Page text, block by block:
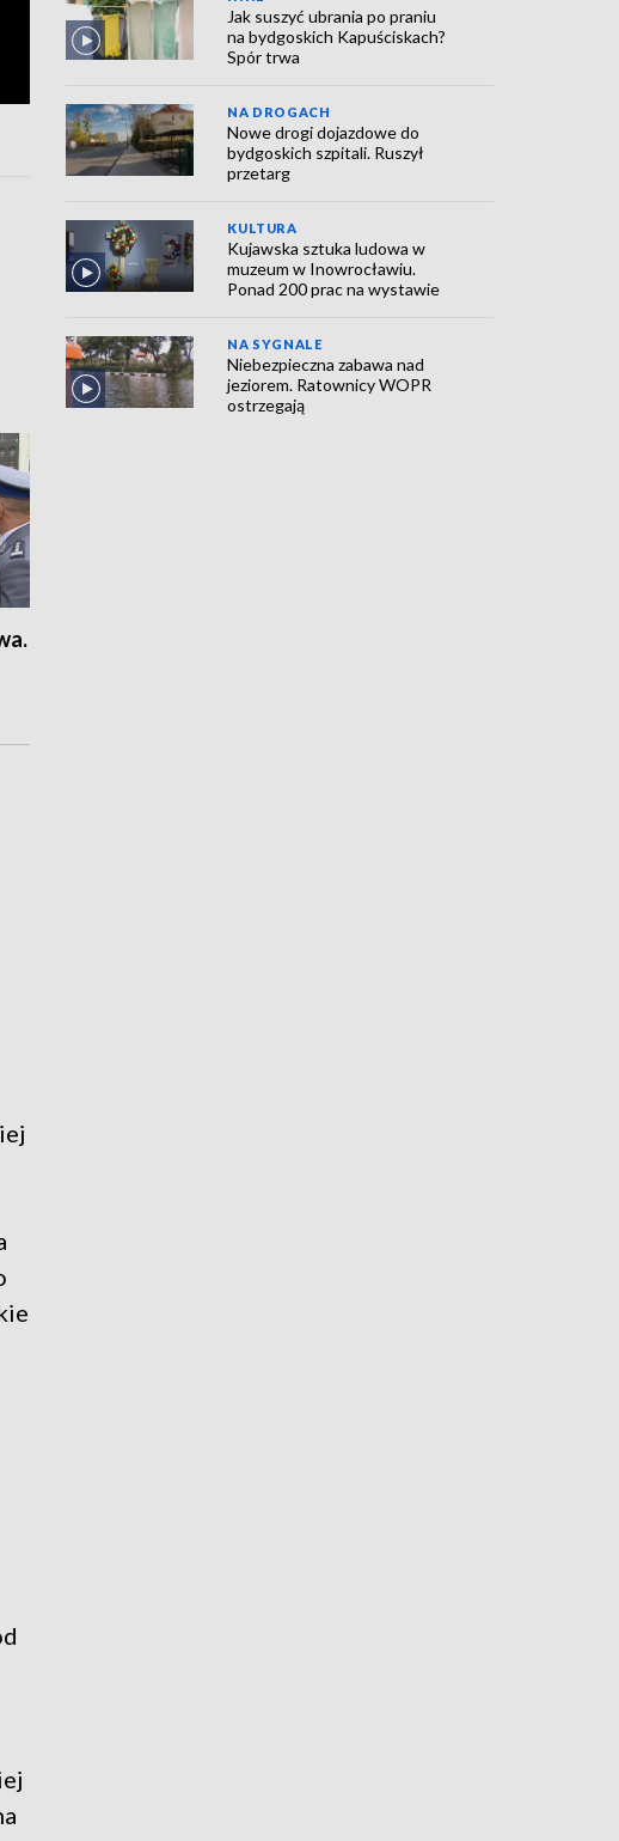
Jak suszyć ubrania po praniu
na bydgoskich Kapuściskach?
Spór trwa
NA DROGACH
Nowe drogi dojazdowe do
bydgoskich szpitali. Ruszył
przetarg
KULTURA
Kujawska sztuka ludowa w
muzeum w Inowrocławiu.
Ponad 200 prac na wystawie
NA SYGNALE
Niebezpieczna zabawa nad
jeziorem. Ratownicy WOPR
ostrzegają